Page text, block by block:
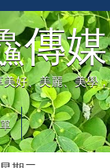
傳媒
好、美麗、美學